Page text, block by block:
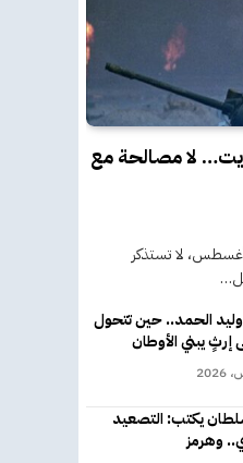
لا مصالحة مع
أغسطس، لا تستذكر
وليد الحمد.. حين تتحول
إرثٍ يبني الأوطان
يكتب: التصعيد
وهرمز